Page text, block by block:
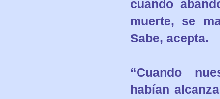
cuando
muerte, se
Sabe, acepta.
“Cuando
habían